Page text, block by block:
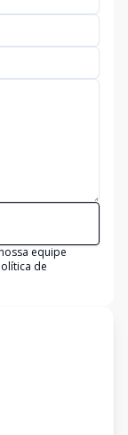
equipe
de